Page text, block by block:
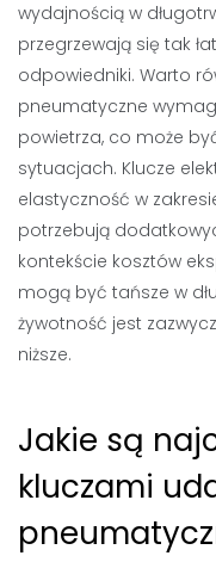
wydajnością w
przegrzewają się tak
odpowiedniki. Warto
pneumatyczne
powietrza, co może
sytuacjach. Klucze
elastyczność w
potrzebują
kontekście kosztów
mogą być tańsze w
żywotność jest
niższe.
Jakie są
kluczami